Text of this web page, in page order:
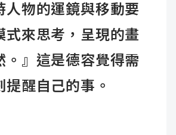
人物的運鏡與移動要
式來思考，呈現的畫
。』這是德容覺得需
提醒自己的事。